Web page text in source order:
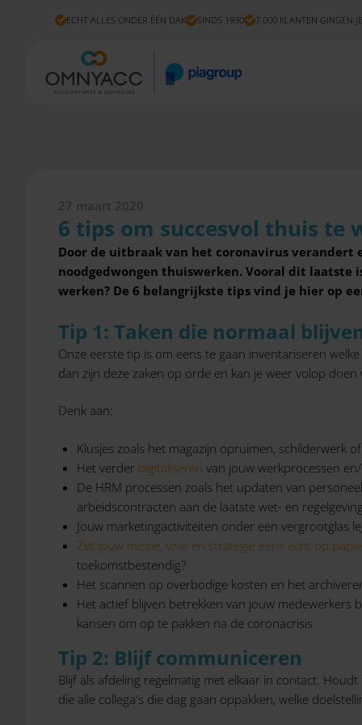
ECHT ALLES ONDER ÉÉN DAK SINDS 1930 7.000 KLANTEN GINGEN
27 maart 2020
6 tips om succesvol thuis te
Door de uitbraak van het coronavirus verandert
noodgedwongen thuiswerken. Vooral dit laatste
werken? De 6 belangrijkste tips vind je hier op
Tip 1: Taken die normaal
Onze eerste tip is om eens te gaan inventariseren
dan zijn deze zaken op orde en kan je weer volop
Denk aan:
Klusjes zoals het magazijn opruimen, schilderwerk
Het verder digitaliseren van jouw werkprocessen
De HRM processen zoals het updaten van
arbeidscontracten aan de laatste wet- en
Jouw marketingactiviteiten onder een vergrootglas
Zet jouw missie, visie en strategie eens echt op
toekomstbestendig?
Het scannen op overbodige kosten en het
Het actief blijven betrekken van jouw
kansen om op te pakken na de coronacrisis
Tip 2: Blijf communiceren
Blijf als afdeling regelmatig met elkaar in contact.
die alle collega's die dag gaan oppakken, welke